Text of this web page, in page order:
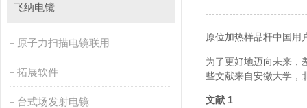
飞纳电镜
原子力扫描电镜联用
拓展软件
台式场发射电镜
原位加热样品杆中国用
为了更好地迈向未来
些文献来自安徽大学
文献 1